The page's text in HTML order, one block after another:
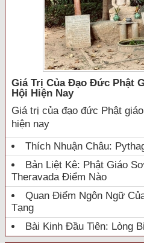
Giá Trị Của Đạo Đức Phật
Hội Hiện Nay
Giá trị của đạo đức Phật
hiện nay
Thích Nhuận Châu:
Bản Liệt Kê: Phật Giáo
Theravada Điểm Nào
Quan Điểm Ngôn Ngữ
Tạng
Bài Kinh Đầu Tiên: Lòng